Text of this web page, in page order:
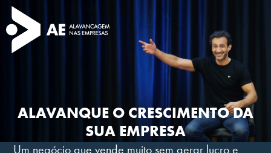
ALAVANQUE O CRESCIMENTO DA
SUA EMPRESA
Um negócio que vende muito sem gerar lucro e